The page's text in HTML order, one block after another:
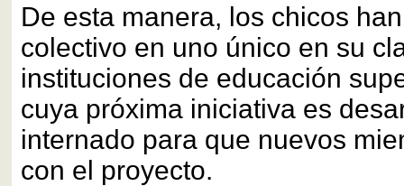
De esta manera, los chicos
colectivo en uno único en su
instituciones de educación
cuya próxima iniciativa es
internado para que nuevos
con el proyecto.